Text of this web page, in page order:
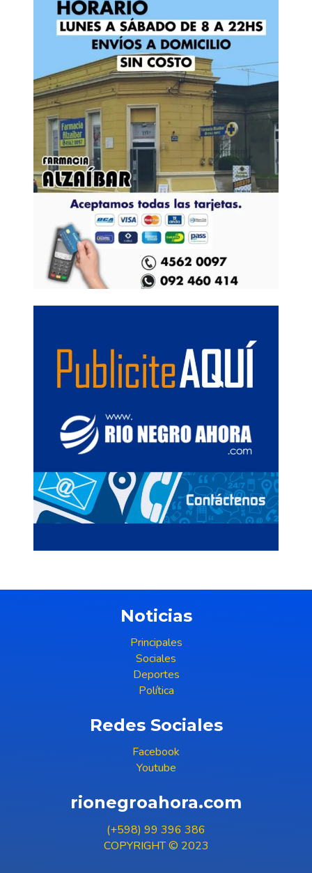
Noticias
Principales
Sociales
Deportes
Política
Redes Sociales
Facebook
Youtube
rionegroahora.com
(+598) 99 396 386
COPYRIGHT © 2023